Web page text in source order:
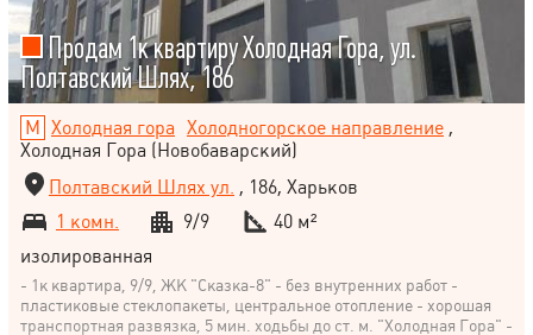
Продам 1к квартиру Холодная Гора, ул.
Полтавский Шлях, 186
Холодная гора Холодногорское направление,
Холодная Гора (Новобаварский)
Полтавский Шлях ул. , 186, Харьков
1 комн.
9/9
40 м²
изолированная
- 1к квартира, 9/9, ЖК "Сказка-8" - без внутренних работ -
пластиковые стеклопакеты, центральное отопление - хорошая
транспортная развязка, 5 мин. ходьбы до ст. м. "Холодная Гора" -